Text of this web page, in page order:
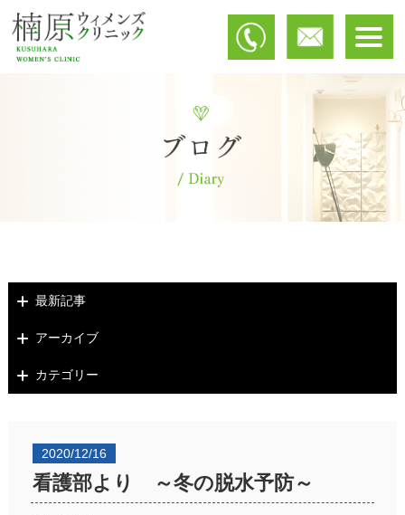
最新記事
アーカイブ
カテゴリー
2020/12/16
看護部より ～冬の脱水予防～